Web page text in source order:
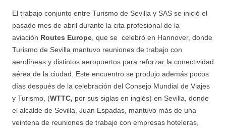
El trabajo conjunto entre Turismo de Sevilla y SAS se inició el
pasado mes de abril durante la cita profesional de la
aviación Routes Europe, que se celebró en Hannover, donde
Turismo de Sevilla mantuvo reuniones de trabajo con
aerolíneas y distintos aeropuertos para reforzar la conectividad
aérea de la ciudad. Este encuentro se produjo además pocos
días después de la celebración del Consejo Mundial de Viajes
y Turismo, (WTTC, por sus siglas en inglés) en Sevilla, donde
el alcalde de Sevilla, Juan Espadas, mantuvo más de una
veintena de reuniones de trabajo con empresas hoteleras,